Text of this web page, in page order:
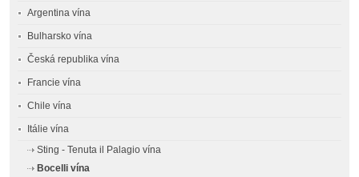
Argentina vína
Bulharsko vína
Česká republika vína
Francie vína
Chile vína
Itálie vína
Sting - Tenuta il Palagio vína
Bocelli vína